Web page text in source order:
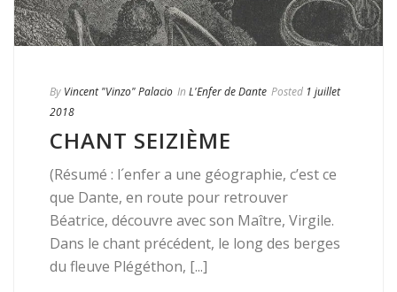
By Vincent "Vinzo" Palacio In L'Enfer de Dante Posted 1 juillet
2018
CHANT SEIZIÈME
(Résumé : l´enfer a une géographie, c’est ce
que Dante, en route pour retrouver
Béatrice, découvre avec son Maître, Virgile.
Dans le chant précédent, le long des berges
du fleuve Plégéthon, [...]